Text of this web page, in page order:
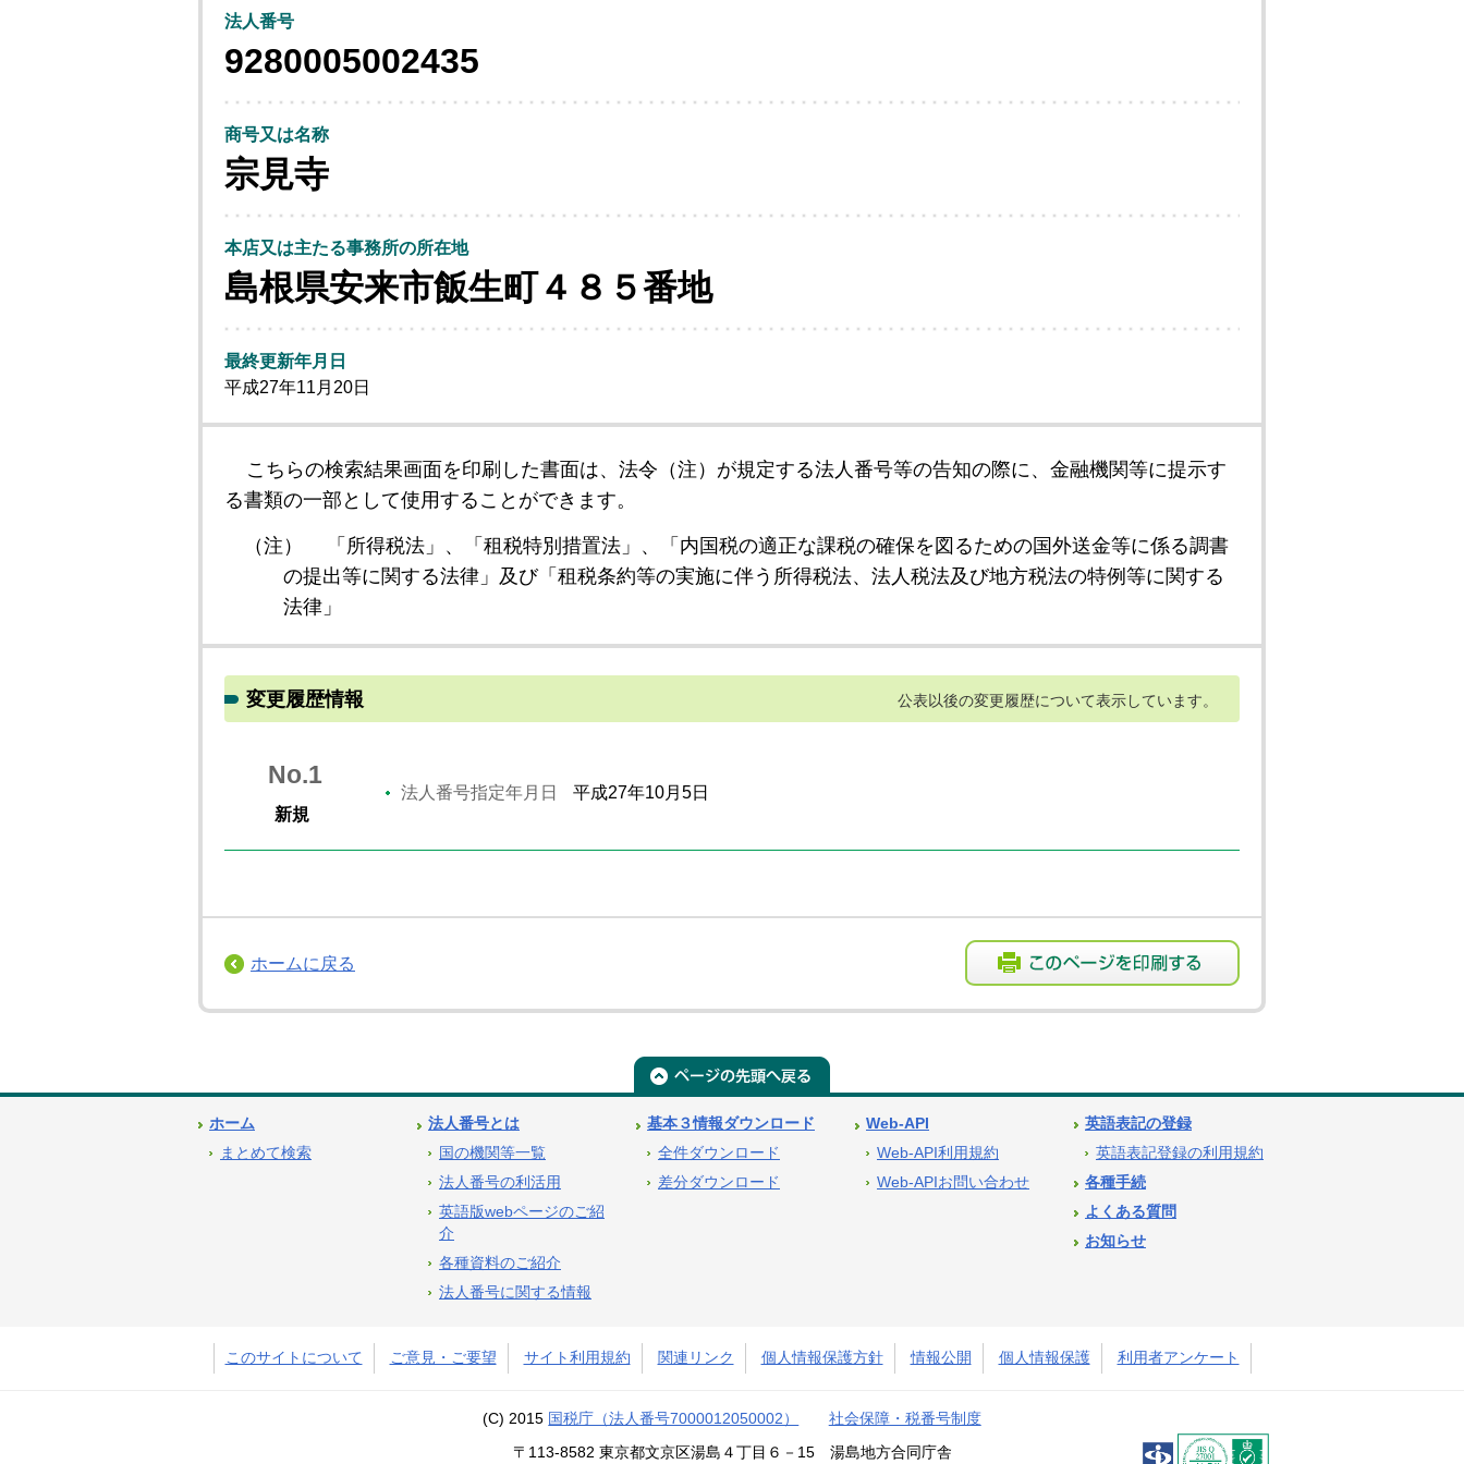
法人番号
9280005002435
商号又は名称
宗見寺
本店又は主たる事務所の所在地
島根県安来市飯生町４８５番地
最終更新年月日
平成27年11月20日
こちらの検索結果画面を印刷した書面は、法令（注）が規定する法人番号等の告知の際に、金融機関等に提示す
る書類の一部として使用することができます。
（注）
「所得税法」、「租税特別措置法」、「内国税の適正な課税の確保を図るための国外送金等に係る調書
の提出等に関する法律」及び「租税条約等の実施に伴う所得税法、法人税法及び地方税法の特例等に関する
法律」
変更履歴情報 公表以後の変更履歴について表示しています。
No.1
新規
法人番号指定年月日 平成27年10月5日
ホームに戻る
ホーム
まとめて検索
法人番号とは
国の機関等一覧
法人番号の利活用
英語版webページのご紹
介
各種資料のご紹介
法人番号に関する情報
基本３情報ダウンロード
全件ダウンロード
差分ダウンロード
Web-API
Web-API利用規約
Web-APIお問い合わせ
英語表記の登録
英語表記登録の利用規約
各種手続
よくある質問
お知らせ
このサイトについて ご意見・ご要望 サイト利用規約 関連リンク 個人情報保護方針 情報公開 個人情報保護 利用者アンケート
(C) 2015 国税庁（法人番号7000012050002） 社会保障・税番号制度
〒113-8582 東京都文京区湯島４丁目６－15 湯島地方合同庁舎